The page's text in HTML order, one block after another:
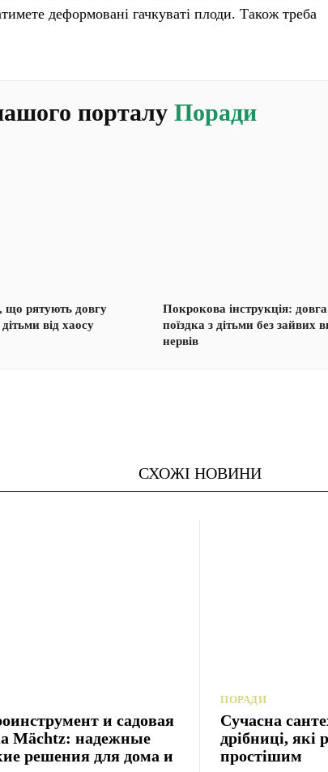
деформовані гачкуваті плоди. Також треба
порталу Поради
що рятують довгу
дітьми від хаосу
Покрокова інструкція: довга
поїздка з дітьми без зайвих
нервів
СХОЖІ НОВИНИ
и садовая
Mächtz: надежные
решения для дома и
ПОРАДИ
Сучасна
дрібниці, які
простішим